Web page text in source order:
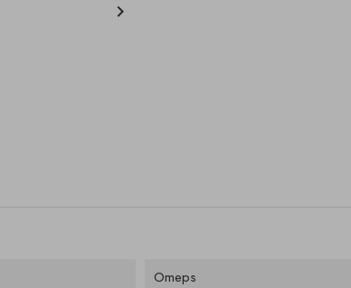

Omeps